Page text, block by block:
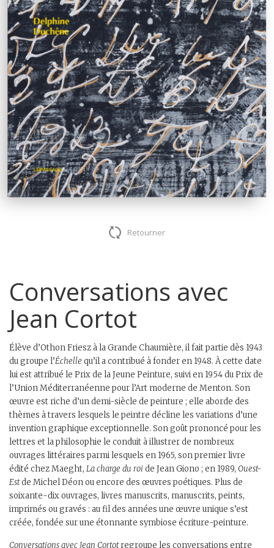
Retourner
Conversations avec
Jean Cortot
Élève d’Othon Friesz à la Grande Chaumière, il fait partie dès 1943
du groupe l’Échelle qu’il a contribué à fonder en 1948. À cette date
lui est attribué le Prix de la Jeune Peinture, suivi en 1954 du Prix de
l’Union Méditerranéenne pour l’Art moderne de Menton. Son
œuvre est riche d’un demi-siècle de peinture ; elle aborde des
thèmes à travers lesquels le peintre décline les variations d’une
invention graphique exceptionnelle. Son goût prononcé pour les
lettres et la philosophie le conduit à illustrer de nombreux
ouvrages littéraires parmi lesquels en 1965, son premier livre
édité chez Maeght, La charge du roide Jean Giono ; en 1989, Ouest-
Estde Michel Déon ou encore des œuvres poétiques. Plus de
soixante-dix ouvrages, livres manuscrits, manuscrits, peints,
imprimés ou gravés : au fil des années une œuvre unique s’est
créée, fondée sur une étonnante symbiose écriture-peinture.
Conversations avec Jean Cortotregroupe les conversations entre